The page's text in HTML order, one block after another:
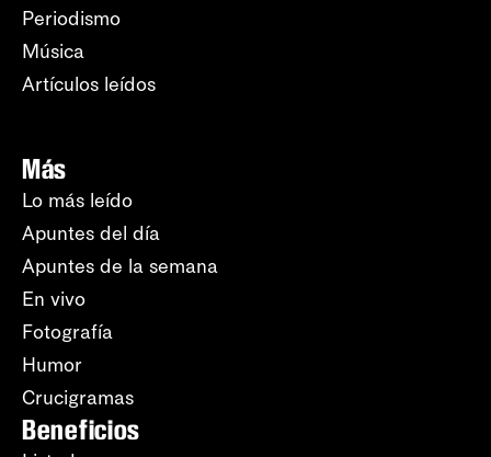
Periodismo
Música
Artículos leídos
Más
Lo más leído
Apuntes del día
Apuntes de la semana
En vivo
Fotografía
Humor
Crucigramas
Beneficios